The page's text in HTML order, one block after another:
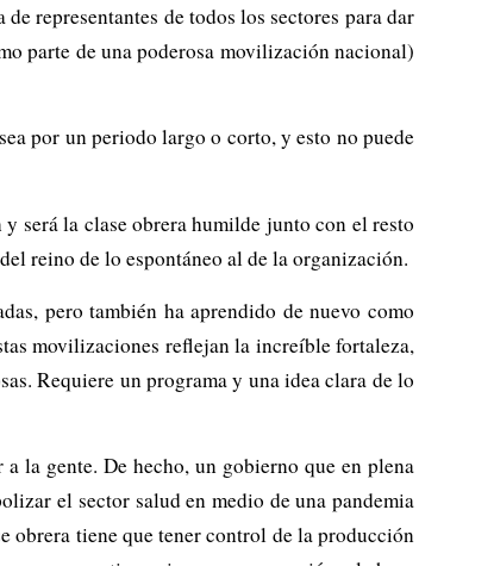
representantes de todos los sectores para dar
parte de una poderosa movilización nacional)
por un periodo largo o corto, y esto no puede
será la clase obrera humilde junto con el resto
reino de lo espontáneo al de la organización.
pero también ha aprendido de nuevo como
movilizaciones reflejan la increíble fortaleza,
Requiere un programa y una idea clara de lo
la gente. De hecho, un gobierno que en plena
el sector salud en medio de una pandemia
obrera tiene que tener control de la producción